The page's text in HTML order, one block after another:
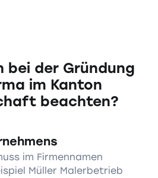
bei der Gründung
im Kanton
beachten?
im Firmennamen
Müller Malerbetrieb